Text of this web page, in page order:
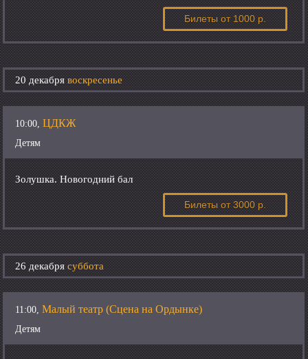
Билеты от 1000 р.
20 декабрявоскресенье
10:00,ЦДКЖ
Детям
Золушка. Новогодний бал
Билеты от 3000 р.
26 декабрясуббота
11:00,Малый театр (Сцена на Ордынке)
Детям